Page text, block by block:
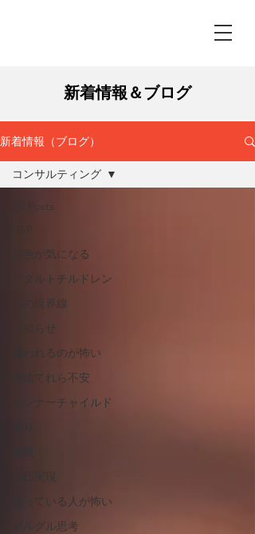
新着情報＆ブログ
新着情報（ブログ）
All Posts
顔色が気になる
アダルトチルドレン
心の境界線
お知らせ
嫌われるのが怖い
見捨てれら不安
インナーチャイルド
自己実現
怒っている人が怖い
グルグル思考
コンサルティング